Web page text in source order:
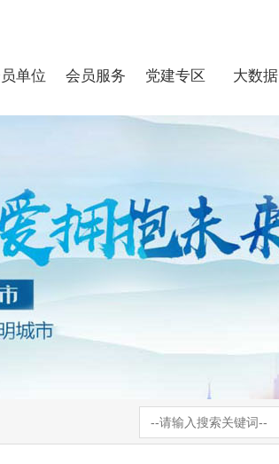
单位 会员服务 党建专区 大数据